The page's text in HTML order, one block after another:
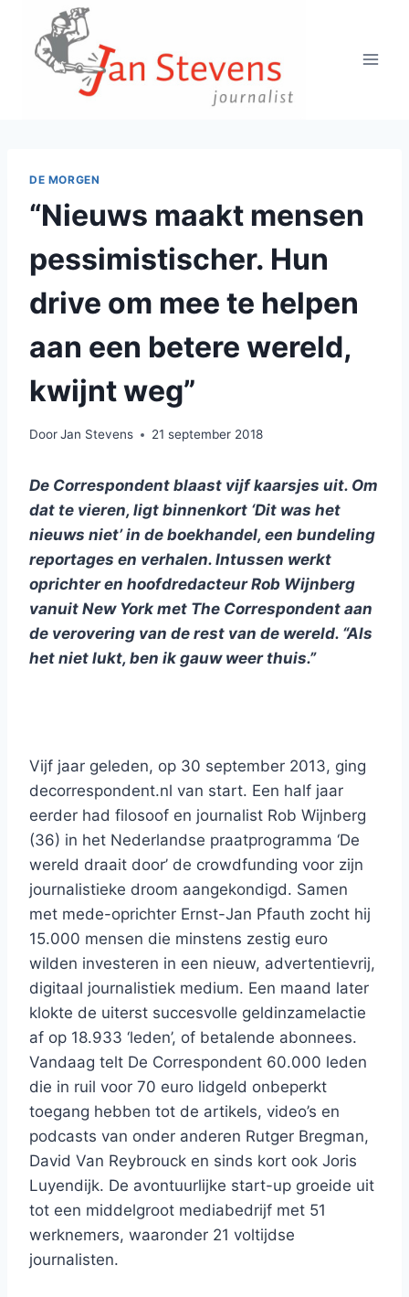
Doorgaan
inhoud
DE MORGEN
“Nieuws maakt mensen
pessimistischer. Hun
drive om mee te helpen
aan een betere wereld,
kwijnt weg”
DoorJan Stevens 21 september 2018
De Correspondent blaast vijf kaarsjes uit. Om
dat te vieren, ligt binnenkort ‘Dit was het
nieuws niet’ in de boekhandel, een bundeling
reportages en verhalen. Intussen werkt
oprichter en hoofdredacteur Rob Wijnberg
vanuit New York met The Correspondent aan
de verovering van de rest van de wereld. “Als
het niet lukt, ben ik gauw weer thuis.”
Vijf jaar geleden, op 30 september 2013, ging
decorrespondent.nl van start. Een half jaar
eerder had filosoof en journalist Rob Wijnberg
(36) in het Nederlandse praatprogramma ‘De
wereld draait door’ de crowdfunding voor zijn
journalistieke droom aangekondigd. Samen
met mede-oprichter Ernst-Jan Pfauth zocht hij
15.000 mensen die minstens zestig euro
wilden investeren in een nieuw, advertentievrij,
digitaal journalistiek medium. Een maand later
klokte de uiterst succesvolle geldinzamelactie
af op 18.933 ‘leden’, of betalende abonnees.
Vandaag telt De Correspondent 60.000 leden
die in ruil voor 70 euro lidgeld onbeperkt
toegang hebben tot de artikels, video’s en
podcasts van onder anderen Rutger Bregman,
David Van Reybrouck en sinds kort ook Joris
Luyendijk. De avontuurlijke start-up groeide uit
tot een middelgroot mediabedrijf met 51
werknemers, waaronder 21 voltijdse
journalisten.